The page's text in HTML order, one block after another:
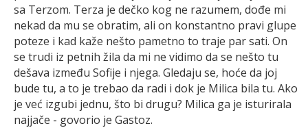
sa Terzom. Terza je dečko kog ne razumem, dođe mi
nekad da mu se obratim, ali on konstantno pravi glupe
poteze i kad kaže nešto pametno to traje par sati. On
se trudi iz petnih žila da mi ne vidimo da se nešto tu
dešava između Sofije i njega. Gledaju se, hoće da joj
bude tu, a to je trebao da radi i dok je Milica bila tu. Ako
je već izgubi jednu, što bi drugu? Milica ga je isturirala
najjače - govorio je Gastoz.